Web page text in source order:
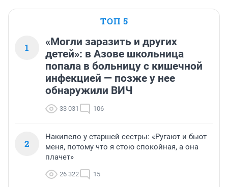
ТОП 5
1
«Могли заразить и других
детей»: в Азове школьница
попала в больницу с кишечной
инфекцией — позже у нее
обнаружили ВИЧ
33 031 106
2
Накипело у старшей сестры: «Ругают и бьют
меня, потому что я стою спокойная, а она
плачет»
26 322 15